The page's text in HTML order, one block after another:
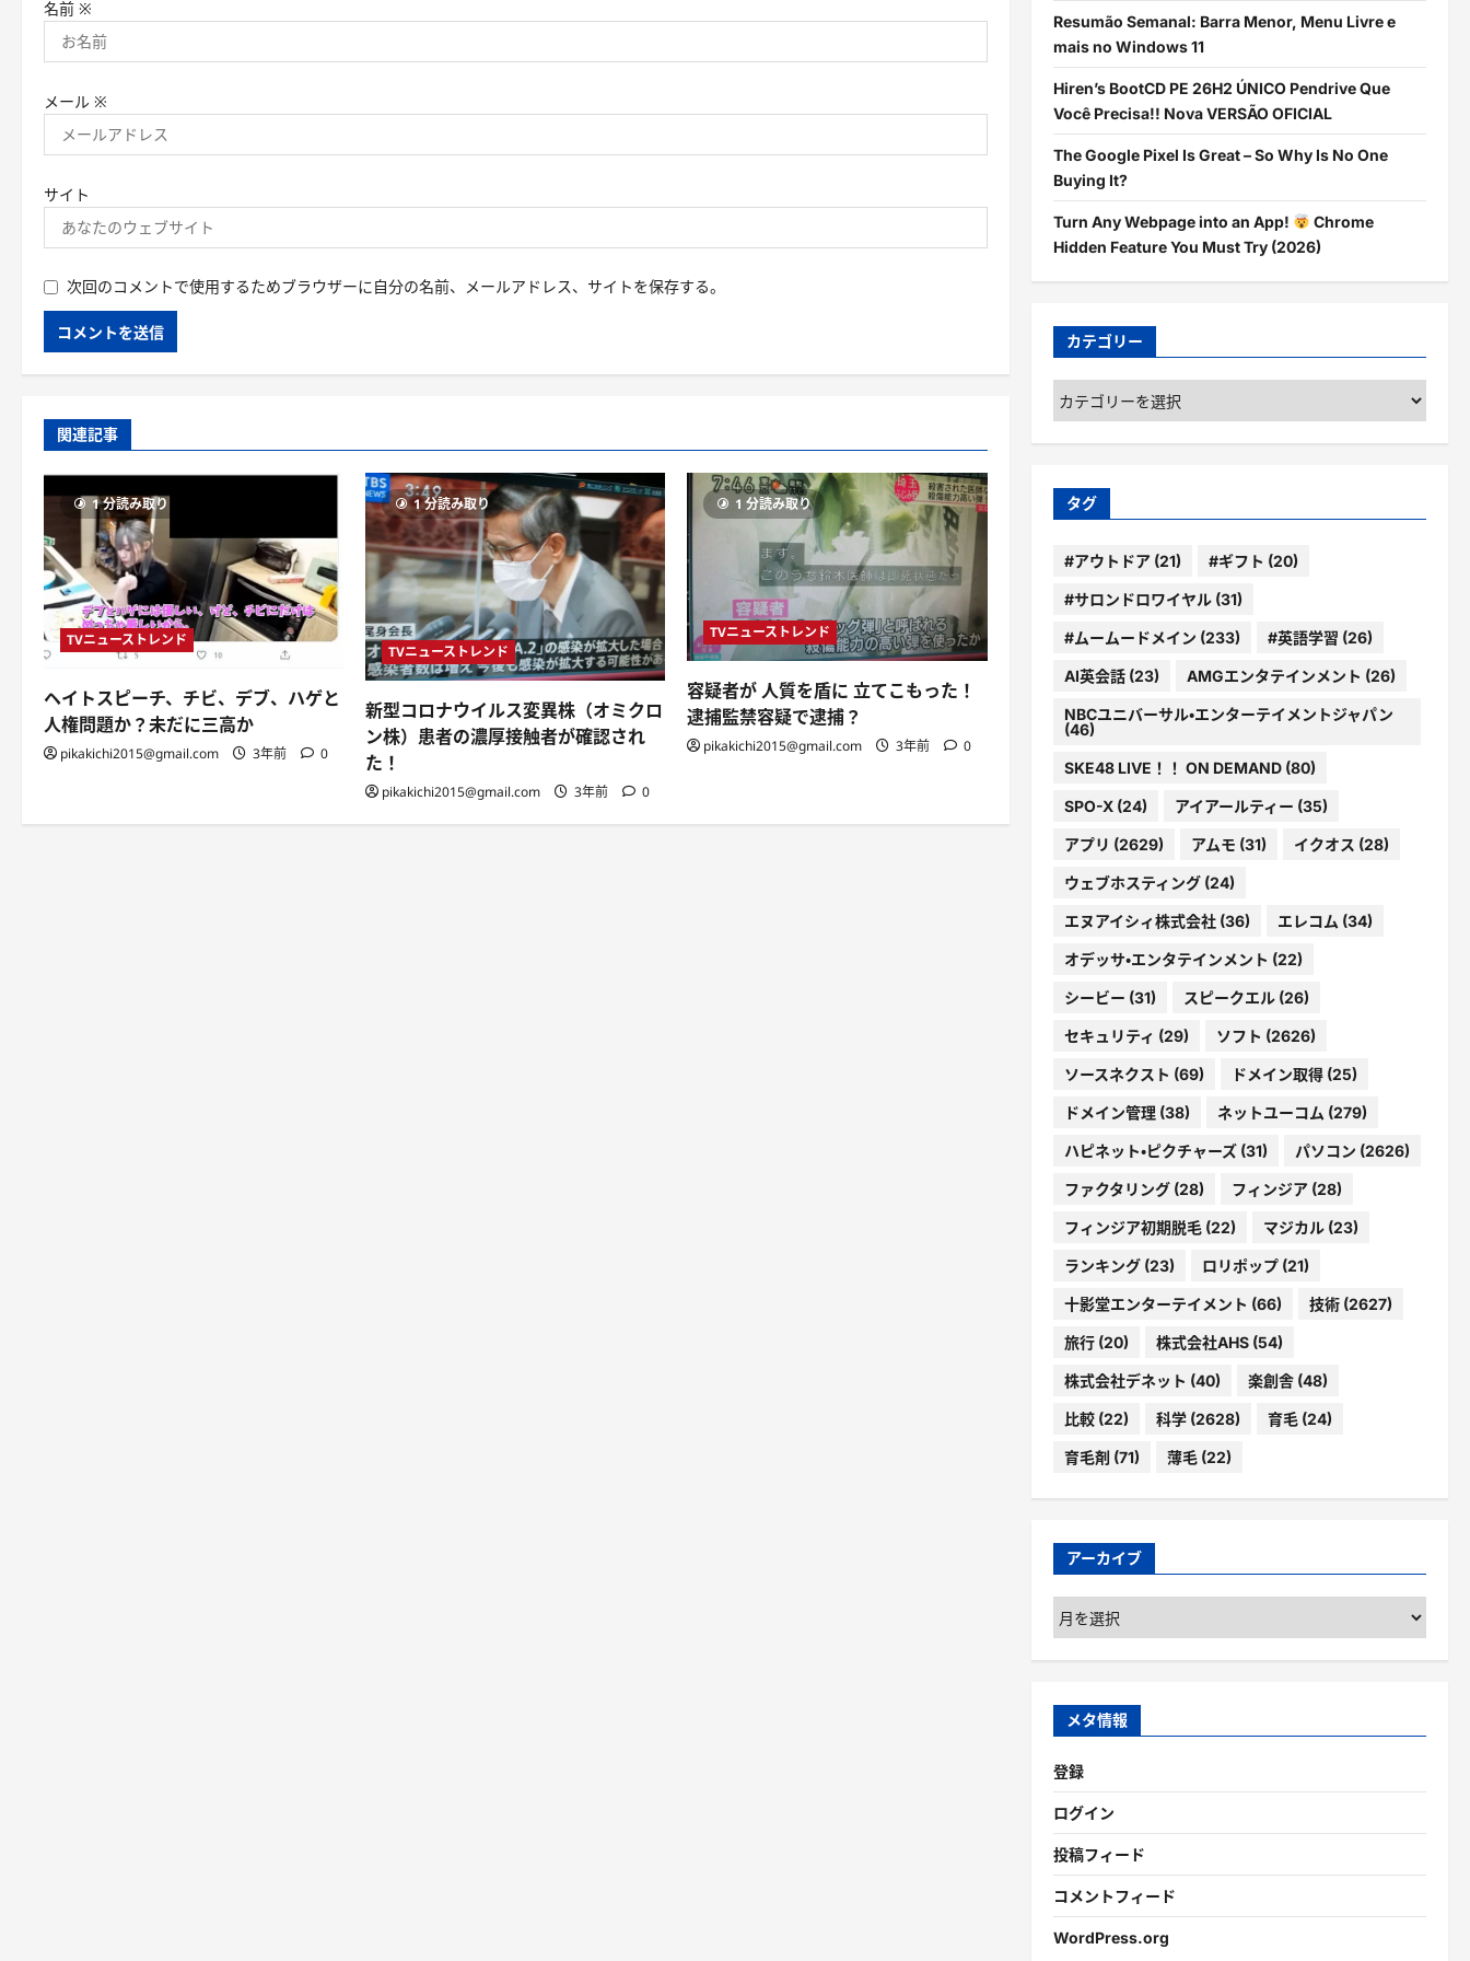
名前 ※
メール ※
サイト
次回のコメントで使用するためブラウザーに自分の名前、メールアドレス、サイトを保存する。
関連記事
1 分読み取り
TVニューストレンド
ヘイトスピーチ、チビ、デブ、ハゲと
人権問題か？未だに三高か
pikakichi2015@gmail.com 3年前 0
1 分読み取り
TVニューストレンド
新型コロナウイルス変異株（オミクロ
ン株）患者の濃厚接触者が確認され
た！
pikakichi2015@gmail.com 3年前 0
1 分読み取り
TVニューストレンド
容疑者が 人質を盾に 立てこもった！
逮捕監禁容疑で逮捕？
pikakichi2015@gmail.com 3年前 0
Resumão Semanal: Barra Menor, Menu Livre e
mais no Windows 11
Hiren’s BootCD PE 26H2 ÚNICO Pendrive Que
Você Precisa!! Nova VERSÃO OFICIAL
The Google Pixel Is Great – So Why Is No One
Buying It?
Turn Any Webpage into an App!
Chrome
Hidden Feature You Must Try (2026)
カテゴリー
カ
テ
ゴ
ー
タグ
#アウトドア(21) #ギフト (20)
#サロンドロワイヤル(31)
#ムームードメイン (233) #英語学習 (26)
AI英会話(23) AMGエンタテインメント (26)
NBCユニバーサル・エンターテイメントジャパン
(46)
SKE48 LIVE！！ ON DEMAND(80)
SPO-X(24) アイアールティー (35)
アプリ (2629) アムモ (31) イクオス (28)
ウェブホスティング(24)
エヌアイシィ株式会社(36) エレコム (34)
オデッサ・エンタテインメント (22)
シービー (31) スピークエル(26)
セキュリティ (29) ソフト (2626)
ソースネクスト (69) ドメイン取得(25)
ドメイン管理(38) ネットユーコム (279)
ハピネット・ピクチャーズ(31) パソコン (2626)
ファクタリング(28) フィンジア(28)
フィンジア初期脱毛(22) マジカル(23)
ランキング(23) ロリポップ(21)
十影堂エンターテイメント (66) 技術(2627)
旅行(20) 株式会社AHS(54)
株式会社デネット (40) 楽創舎(48)
比較(22) 科学(2628) 育毛(24)
育毛剤 (71) 薄毛(22)
アーカイブ
ア
ー
カ
ブ
メタ情報
登録
ログイン
投稿フィード
コメントフィード
WordPress.org